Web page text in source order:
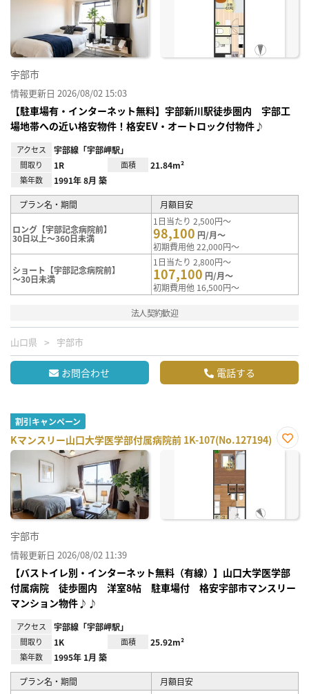
宇部市
情報更新日 2026/08/02 15:03
【駐車場有・インターネット無料】宇部新川駅徒歩圏内 宇部工
場地帯への近い格安物件！格安EV・オートロック付物件♪
アクセス 宇部線「宇部岬駅」
間取り 1R 面積 21.84m²
築年数 1991年 8月 築
プラン名・期間 月額目安
ロング【宇部記念病院前】
30日以上～360日未満
1日当たり 2,500円～
98,100 円/月～
初期費用他 22,000円～
ショート【宇部記念病院前】
～30日未満
1日当たり 2,800円～
107,100 円/月～
初期費用他 16,500円～
法人契約歓迎
山口県 宇部市
お問合わせ 電話する
割引キャンペーン
Kマンスリー山口大学医学部付属病院前 1K-107(No.127194)
お気
宇部市
情報更新日 2026/08/02 11:39
【バストイレ別・インターネット無料（有線）】山口大学医学部
付属病院 徒歩圏内 洋室8帖 駐車場付 格安宇部市マンスリー
マンション物件♪♪
アクセス 宇部線「宇部岬駅」
間取り 1K 面積 25.92m²
築年数 1995年 1月 築
プラン名・期間
月額目安